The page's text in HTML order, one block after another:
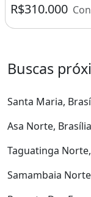
R$310.000
Buscas
Santa Maria,
Asa Norte,
Taguatinga
Samambaia